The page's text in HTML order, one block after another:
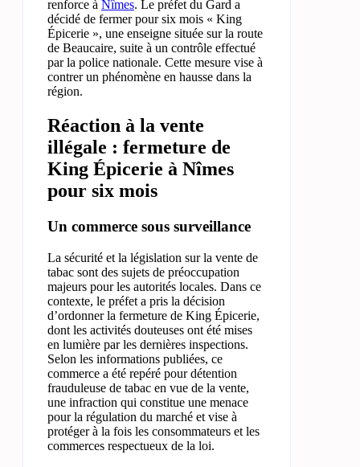
renforce à Nîmes. Le préfet du Gard a
décidé de fermer pour six mois « King
Épicerie », une enseigne située sur la route
de Beaucaire, suite à un contrôle effectué
par la police nationale. Cette mesure vise à
contrer un phénomène en hausse dans la
région.
Réaction à la vente
illégale : fermeture de
King Épicerie à Nîmes
pour six mois
Un commerce sous surveillance
La sécurité et la législation sur la vente de
tabac sont des sujets de préoccupation
majeurs pour les autorités locales. Dans ce
contexte, le préfet a pris la décision
d’ordonner la fermeture de King Épicerie,
dont les activités douteuses ont été mises
en lumière par les dernières inspections.
Selon les informations publiées, ce
commerce a été repéré pour détention
frauduleuse de tabac en vue de la vente,
une infraction qui constitue une menace
pour la régulation du marché et vise à
protéger à la fois les consommateurs et les
commerces respectueux de la loi.